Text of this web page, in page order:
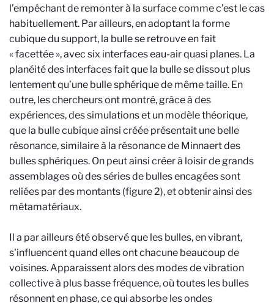
l’empêchant de remonter à la surface comme c’est le cas
habituellement. Par ailleurs, en adoptant la forme
cubique du support, la bulle se retrouve en fait
« facettée », avec six interfaces eau-air quasi planes. La
planéité des interfaces fait que la bulle se dissout plus
lentement qu’une bulle sphérique de même taille. En
outre, les chercheurs ont montré, grâce à des
expériences, des simulations et un modèle théorique,
que la bulle cubique ainsi créée présentait une belle
résonance, similaire à la résonance de Minnaert des
bulles sphériques. On peut ainsi créer à loisir de grands
assemblages où des séries de bulles encagées sont
reliées par des montants (figure 2), et obtenir ainsi des
métamatériaux.
Il a par ailleurs été observé que les bulles, en vibrant,
s'influencent quand elles ont chacune beaucoup de
voisines. Apparaissent alors des modes de vibration
collective à plus basse fréquence, où toutes les bulles
résonnent en phase, ce qui absorbe les ondes